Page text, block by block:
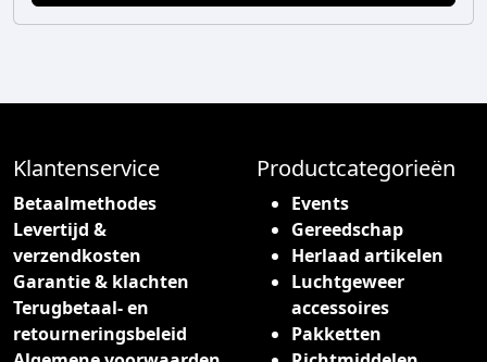
Klantenservice
Betaalmethodes
Levertijd &
verzendkosten
Garantie & klachten
Terugbetaal- en
retourneringsbeleid
Productcategorieën
Events
Gereedschap
Herlaad artikelen
Luchtgeweer
accessoires
Pakketten